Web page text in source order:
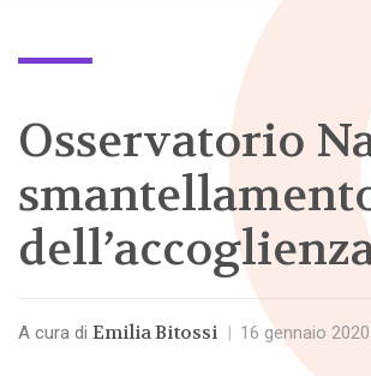
Osservatorio
A cura di Emilia Bitossi 16 gennaio 2020